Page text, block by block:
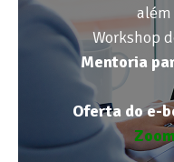
Workshop
Mentoria
Oferta do e-